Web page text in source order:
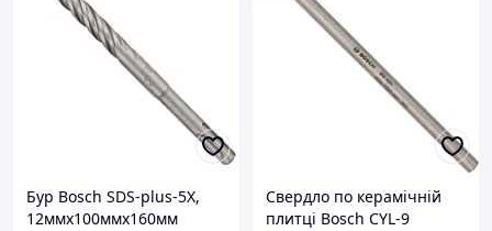
Бур Bosch SDS-plus-5X,
12ммx100ммx160мм
Свердло по керамічній
плитці Bosch CYL-9